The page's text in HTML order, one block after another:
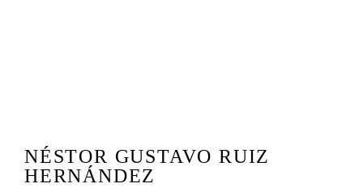
NÉSTOR GUSTAVO RUIZ
HERNÁNDEZ